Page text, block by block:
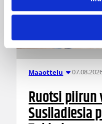
Maaottelu
Ruotsi piirun
Susiladiesia